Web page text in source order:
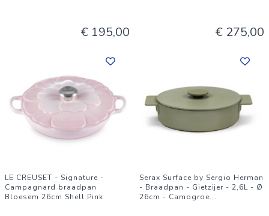
€ 195,00 € 275,00
LE CREUSET - Signature -
Campagnard braadpan
Bloesem 26cm Shell Pink
Serax Surface by Sergio Herman
- Braadpan - Gietzijer - 2,6L - Ø
26cm - Camogroe...